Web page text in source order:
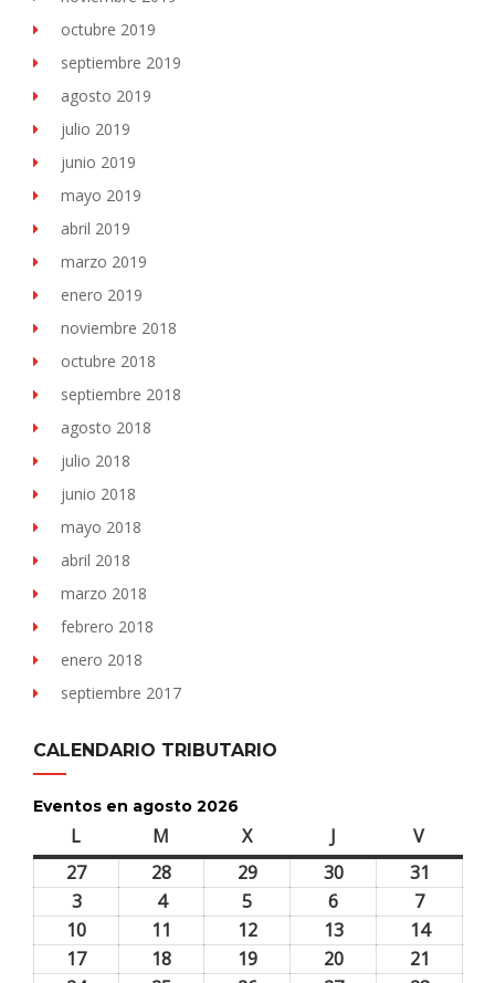
octubre 2019
septiembre 2019
agosto 2019
julio 2019
junio 2019
mayo 2019
abril 2019
marzo 2019
enero 2019
noviembre 2018
octubre 2018
septiembre 2018
agosto 2018
julio 2018
junio 2018
mayo 2018
abril 2018
marzo 2018
febrero 2018
enero 2018
septiembre 2017
CALENDARIO TRIBUTARIO
Eventos en agosto 2026
L M Xmiércoles J Vviernes
2727
28 2929
2026
3030
2026
31
2026
33
agosto,
2026
44
agosto,
2026
5
agosto,
2026
6
agosto,
2026
77
agosto,
2026
10
agosto,
11 1212
agosto,
1313
agosto,
1414
1717
18 1919
2020
21